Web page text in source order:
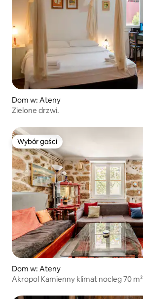
Dom w: Ateny
Zielone drzwi.
Wybór gości
Wybór gości
Dom w: Ateny
Akropol Kamienny klimat nocleg 70 m²